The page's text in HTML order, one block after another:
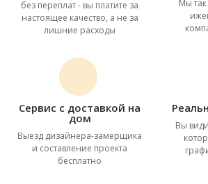
без переплат - вы платите за
настоящее качество, а не за
лишние расходы
Мы
Сервис с доставкой на
дом
Выезд дизайнера-замерщика
и составление проекта
бесплатно
Вы